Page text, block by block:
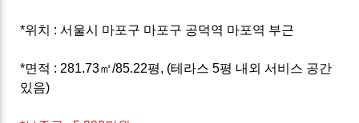
*위치 : 서울시 마포구 마포구 공덕역 마포역 부근
*면적 : 281.73㎡/85.22평, (테라스 5평 내외 서비스 공간
있음)